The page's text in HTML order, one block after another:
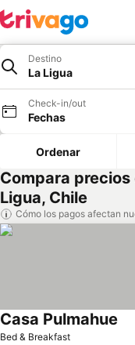
Destino
La Ligua
Check-in/out
Fechas
Ordenar
Compara precios
Ligua, Chile
Cómo los pagos afectan
Bed & Breakfast
Casa Pulmahue